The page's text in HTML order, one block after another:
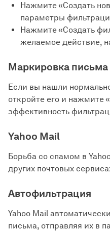
Нажмите «Создать
параметры
Нажмите «Создать
желаемое действие,
Маркировка письма
Если вы нашли
откройте его и нажмите
эффективность
Yahoo Mail
Борьба со спамом в
других почтовых
Автофильтрация
Yahoo Mail
письма, отправляя их в